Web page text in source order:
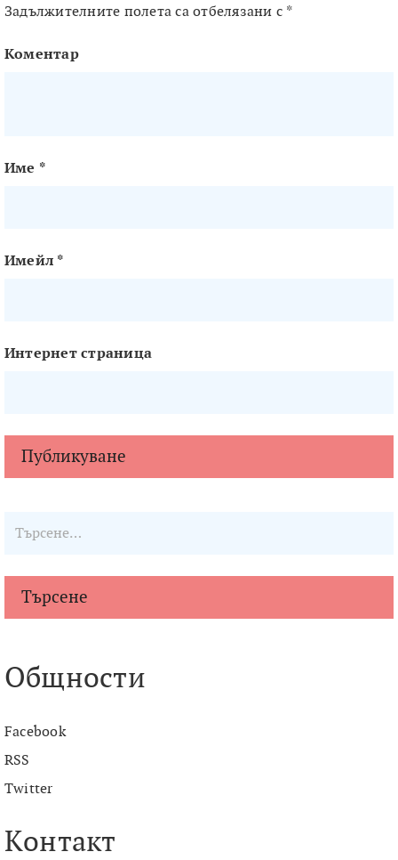
Задължителните полета са отбелязани с *
Коментар
Име *
Имейл *
Интернет страница
Търсене
Общности
Facebook
RSS
Twitter
Контакт